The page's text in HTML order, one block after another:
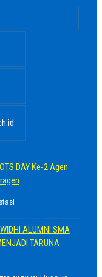
DAY Ke-2 Agen
ALUMNI SMA
TARUNA